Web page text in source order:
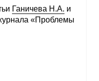
Ганичева Н.А. и
«Проблемы